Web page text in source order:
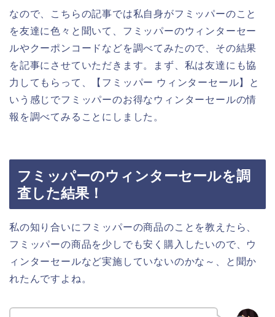
なので、こちらの記事では私自身がフミッパーのこと
を友達に色々と聞いて、フミッパーのウィンターセー
ルやクーポンコードなどを調べてみたので、その結果
を記事にさせていただきます。まず、私は友達にも協
力してもらって、【フミッパー ウィンターセール】と
いう感じでフミッパーのお得なウィンターセールの情
報を調べてみることにしました。
フミッパーのウィンターセールを調
査した結果！
私の知り合いにフミッパーの商品のことを教えたら、
フミッパーの商品を少しでも安く購入したいので、ウ
ィンターセールなど実施していないのかな～、と聞か
れたんですよね。